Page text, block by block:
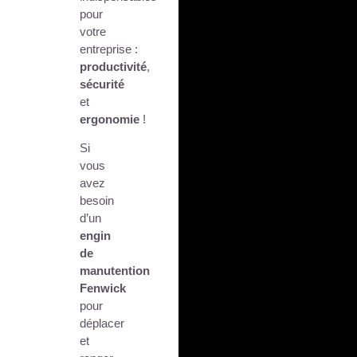
pour
votre
entreprise :
productivité,
sécurité
et
ergonomie !
Si
vous
avez
besoin
d’un
engin
de
manutention
Fenwick
pour
déplacer
et